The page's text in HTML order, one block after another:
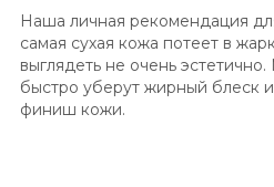
Наша личная рекомендация
самая сухая кожа потеет в
выглядеть не очень
быстро уберут жирный блеск
финиш кожи.